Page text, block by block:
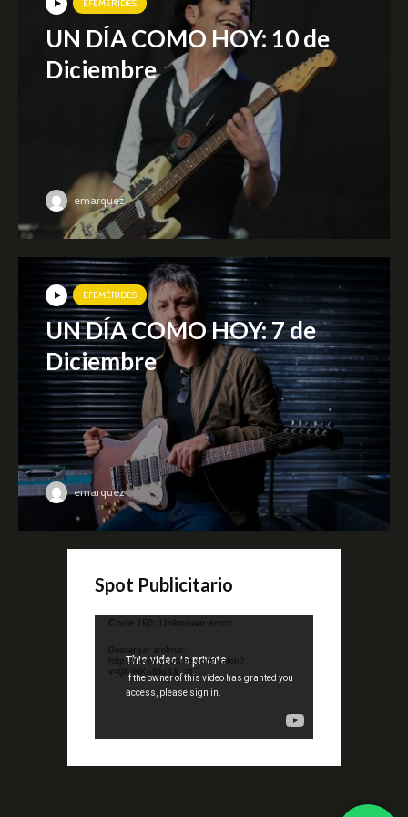
EFEMÉRIDES
UN DÍA COMO HOY: 10 de
Diciembre
emarquez
EFEMÉRIDES
UN DÍA COMO HOY: 7 de
Diciembre
emarquez
Spot Publicitario
Reproductor
video
Code 150: Unknown error.
Descargar archivo:
https://www.youtube.com/watch?
v=QKif6Ko80uA&_=1